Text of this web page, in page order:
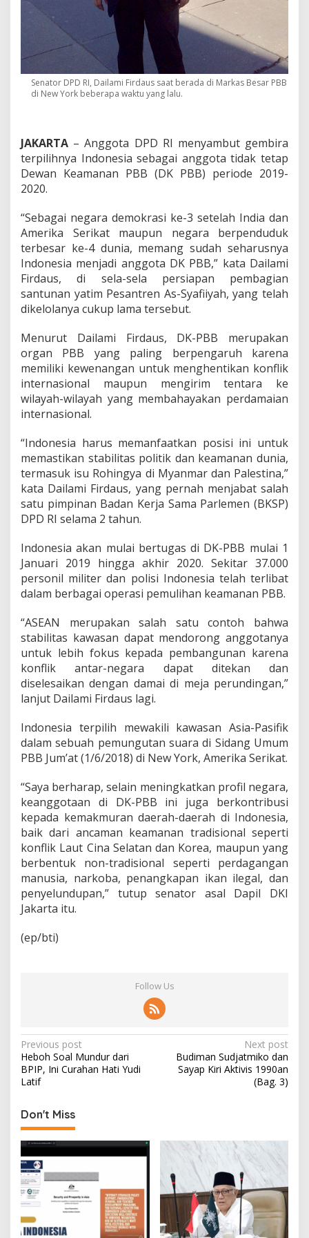
P
B
B
r
u
s
B
m
a
n
a
a
B
a
i
D
e
r
a
Senator DPD RI, Dailami Firdaus saat berada di Markas Besar PBB
di New York beberapa waktu yang lalu.
JAKARTA – Anggota DPD RI menyambut gembira
terpilihnya Indonesia sebagai anggota tidak tetap
Dewan Keamanan PBB (DK PBB) periode 2019-
2020.
“Sebagai negara demokrasi ke-3 setelah India dan
Amerika Serikat maupun negara berpenduduk
terbesar ke-4 dunia, memang sudah seharusnya
Indonesia menjadi anggota DK PBB,” kata Dailami
Firdaus, di sela-sela persiapan pembagian
santunan yatim Pesantren As-Syafiiyah, yang telah
dikelolanya cukup lama tersebut.
Menurut Dailami Firdaus, DK-PBB merupakan
organ PBB yang paling berpengaruh karena
memiliki kewenangan untuk menghentikan konflik
internasional maupun mengirim tentara ke
wilayah-wilayah yang membahayakan perdamaian
internasional.
“Indonesia harus memanfaatkan posisi ini untuk
memastikan stabilitas politik dan keamanan dunia,
termasuk isu Rohingya di Myanmar dan Palestina,”
kata Dailami Firdaus, yang pernah menjabat salah
satu pimpinan Badan Kerja Sama Parlemen (BKSP)
DPD RI selama 2 tahun.
Indonesia akan mulai bertugas di DK-PBB mulai 1
Januari 2019 hingga akhir 2020. Sekitar 37.000
personil militer dan polisi Indonesia telah terlibat
dalam berbagai operasi pemulihan keamanan PBB.
“ASEAN merupakan salah satu contoh bahwa
stabilitas kawasan dapat mendorong anggotanya
untuk lebih fokus kepada pembangunan karena
konflik antar-negara dapat ditekan dan
diselesaikan dengan damai di meja perundingan,”
lanjut Dailami Firdaus lagi.
Indonesia terpilih mewakili kawasan Asia-Pasifik
dalam sebuah pemungutan suara di Sidang Umum
PBB Jum’at (1/6/2018) di New York, Amerika Serikat.
“Saya berharap, selain meningkatkan profil negara,
keanggotaan di DK-PBB ini juga berkontribusi
kepada kemakmuran daerah-daerah di Indonesia,
baik dari ancaman keamanan tradisional seperti
konflik Laut Cina Selatan dan Korea, maupun yang
berbentuk non-tradisional seperti perdagangan
manusia, narkoba, penangkapan ikan ilegal, dan
penyelundupan,” tutup senator asal Dapil DKI
Jakarta itu.
(ep/bti)
Follow Us
P
o
s
t
n
a
v
i
g
a
Previous post
Heboh Soal Mundur dari
BPIP, Ini Curahan Hati Yudi
Latif
Next post
Budiman Sudjatmiko dan
Sayap Kiri Aktivis 1990an
(Bag. 3)
Don't Miss